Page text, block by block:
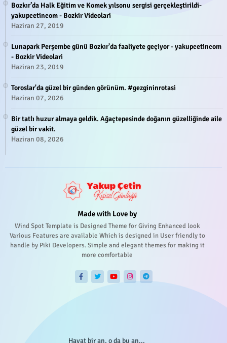
Bozkır’da Halk Eğitim ve Komek yılsonu sergisi gerçekleştirildi-
yakupcetincom - Bozkir Videolari
Haziran 27, 2019
Lunapark Perşembe günü Bozkır'da faaliyete geçiyor - yakupcetincom
- Bozkir Videolari
Haziran 23, 2019
Toroslar'da güzel bir günden görünüm. #gezgininrotasi
Haziran 07, 2026
Bir tatlı huzur almaya geldik. Ağaçtepesinde doğanın güzelliğinde aile
güzel bir vakit.
Haziran 08, 2026
Made with Love by
Wind Spot Template is Designed Theme for Giving Enhanced look
Various Features are available Which is designed in User friendly to
handle by Piki Developers. Simple and elegant themes for making it
more comfortable
Hayat bir an, o da bu an...